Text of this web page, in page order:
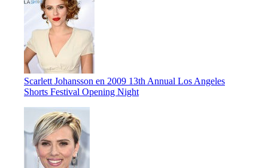
Scarlett Johansson en 2009 13th Annual Los Angeles
Shorts Festival Opening Night